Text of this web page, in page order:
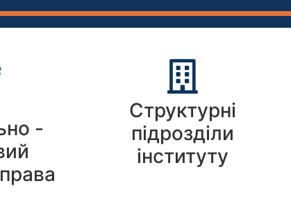
-
Структурні
підрозділи
інституту